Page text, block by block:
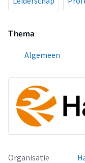
Thema
Algemeen
Organisatie